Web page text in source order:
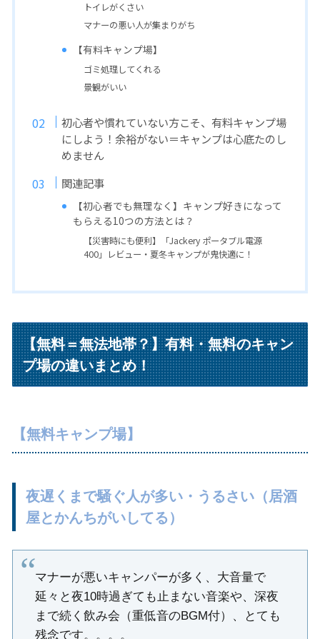
トイレがくさい
マナーの悪い人が集まりがち
【有料キャンプ場】
ゴミ処理してくれる
景観がいい
初心者や慣れていない方こそ、有料キャンプ場
にしよう！余裕がない＝キャンプは心底たのし
めません
関連記事
【初心者でも無理なく】キャンプ好きになって
もらえる10つの方法とは？
【災害時にも便利】「Jackery ポータブル電源
400」レビュー・夏冬キャンプが鬼快適に！
【無料＝無法地帯？】有料・無料のキャン
プ場の違いまとめ！
【無料キャンプ場】
夜遅くまで騒ぐ人が多い・うるさい（居酒
屋とかんちがいしてる）
マナーが悪いキャンパーが多く、大音量で
延々と夜10時過ぎても止まない音楽や、深夜
まで続く飲み会（重低音のBGM付）、とても
残念です。。。。